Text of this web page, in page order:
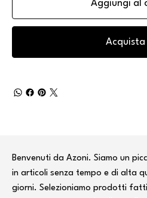
Aggiungi al
Acquista
Benvenuti da Azoni. Siamo un
in articoli senza tempo e di alta
giorni. Selezioniamo prodotti